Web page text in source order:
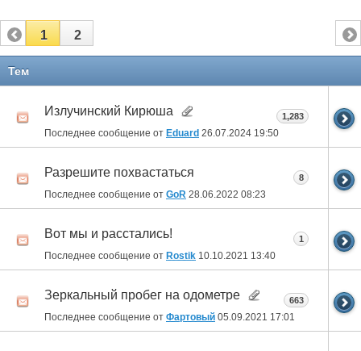
1 2
Тем
Излучинский Кирюша
Последнее сообщение от Eduard 26.07.2024 19:50
1,283
Разрешите похвастаться
Последнее сообщение от GoR 28.06.2022 08:23
8
Вот мы и расстались!
Последнее сообщение от Rostik 10.10.2021 13:40
1
Зеркальный пробег на одометре
Последнее сообщение от Фартовый 05.09.2021 17:01
663